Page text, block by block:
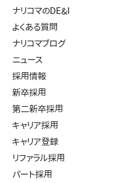
ナリコマのDE&I
よくある質問
ナリコマブログ
ニュース
採用情報
新卒採用
第二新卒採用
キャリア採用
キャリア登録
リファラル採用
パート採用